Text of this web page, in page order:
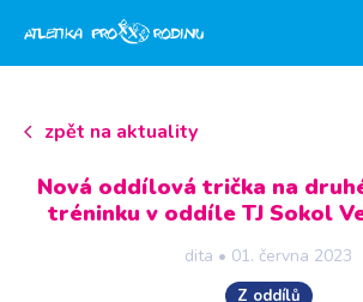
zpět na aktuality
Nová oddílová trička na
tréninku v oddíle TJ Sokol
dita • 01. června 2023
Z oddílů